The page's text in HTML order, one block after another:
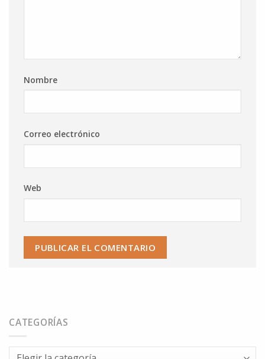
CATEGORÍAS
Categorías
Nombre
Correo electrónico
Web